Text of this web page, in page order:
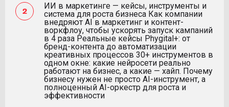
ИИ в маркетинге — кейсы, инструменты и
система для роста бизнеса Как компании
внедряют AI в маркетинг и контент-
воркфлоу, чтобы ускорять запуск кампаний
в 4 раза Реальные кейсы Phygital+: от
бренд-контента до автоматизации
креативных процессов 30+ инструментов в
одном окне: какие нейросети реально
работают на бизнес, а какие — хайп. Почему
бизнесу нужен не просто AI-инструмент, а
полноценный AI-оркестр для роста и
эффективности